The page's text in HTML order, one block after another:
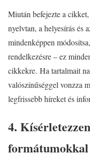
Miután befejezte a
nyelvtan, a helyesírás és
mindenképpen
rendelkezésre – ez
cikkekre. Ha tartalmait
valószínűséggel vonzza
legfrissebb híreket és
4.